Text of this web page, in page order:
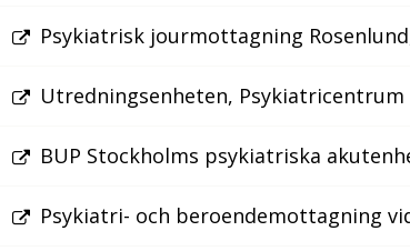
Psykiatrisk jourmottagning
Utredningsenheten, Psykiatricentrum
BUP Stockholms psykiatriska
Psykiatri- och beroendemottagning